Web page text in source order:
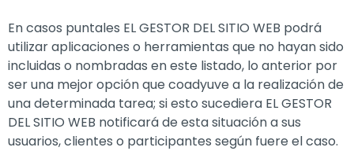
En casos puntales EL GESTOR DEL SITIO WEB podrá
utilizar aplicaciones o herramientas que no hayan sido
incluidas o nombradas en este listado, lo anterior por
ser una mejor opción que coadyuve a la realización de
una determinada tarea; si esto sucediera EL GESTOR
DEL SITIO WEB notificará de esta situación a sus
usuarios, clientes o participantes según fuere el caso.